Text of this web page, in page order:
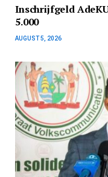
Inschrijfgeld
5.000
AUGUST 5, 2026